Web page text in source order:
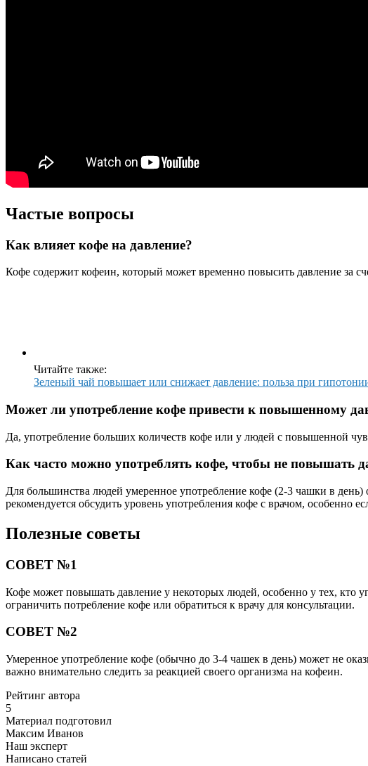
Частые вопросы
Как влияет кофе на давление?
Кофе содержит кофеин, который может временно повысить давление за
Читайте также:
Зеленый чай повышает или снижает давление: польза при
Может ли употребление кофе привести к повышенному
Да, употребление больших количеств кофе или у людей с повышенной
Как часто можно употреблять кофе, чтобы не повышать
Для большинства людей умеренное употребление кофе (2-3 чашки в
рекомендуется обсудить уровень употребления кофе с врачом, особенно
Полезные советы
СОВЕТ №1
Кофе может повышать давление у некоторых людей, особенно у тех, кто
ограничить потребление кофе или обратиться к врачу для консультации.
СОВЕТ №2
Умеренное употребление кофе (обычно до 3-4 чашек в день) может не
важно внимательно следить за реакцией своего организма на кофеин.
Рейтинг автора
5
Материал подготовил
Максим Иванов
Наш эксперт
Написано статей